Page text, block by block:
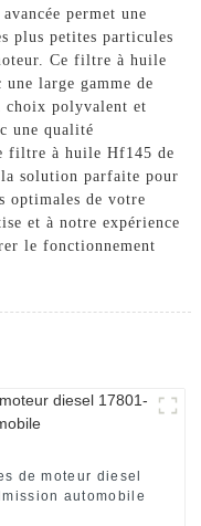
permet une
plus petites particules
Ce filtre à huile
large gamme de
choix polyvalent et
une qualité
filtre à huile Hf145 de
solution parfaite pour
optimales de votre
et à notre expérience
le fonctionnement
de moteur diesel
automobile